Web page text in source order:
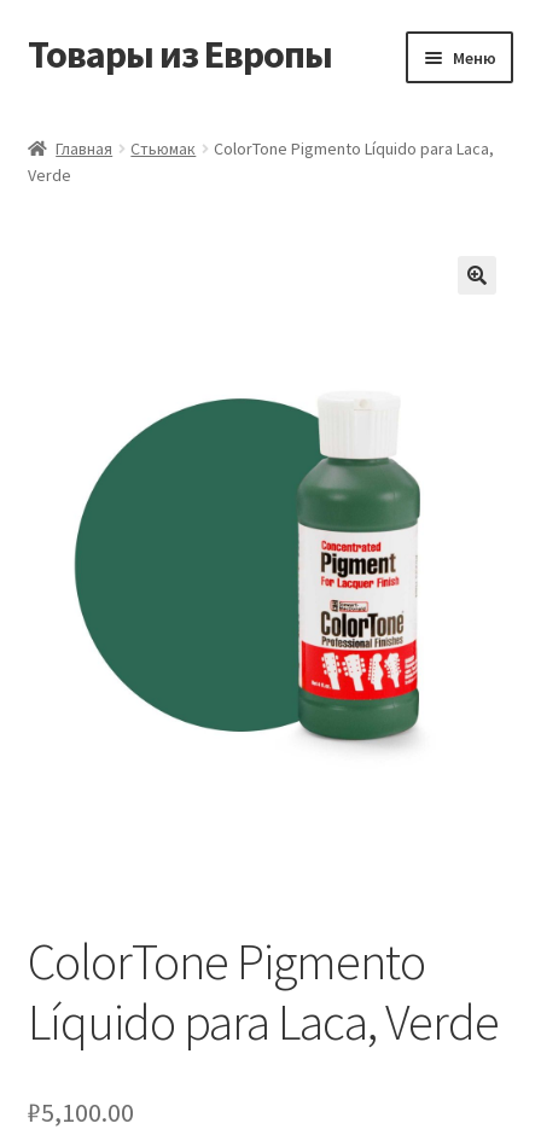
Перейти
Перейти
Товары из Европы Меню
Виды доставки
Мой аккаунт
Оставить отзыв
Оформление заказа
Подтверждение заказа
Главная Стьюмак
ColorTone Pigmento Líquido para Laca,
Verde
ColorTone Pigmento
Líquido para Laca, Verde
₽5,100.00